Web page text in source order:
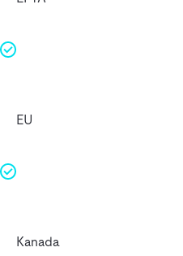
EU
Kanada